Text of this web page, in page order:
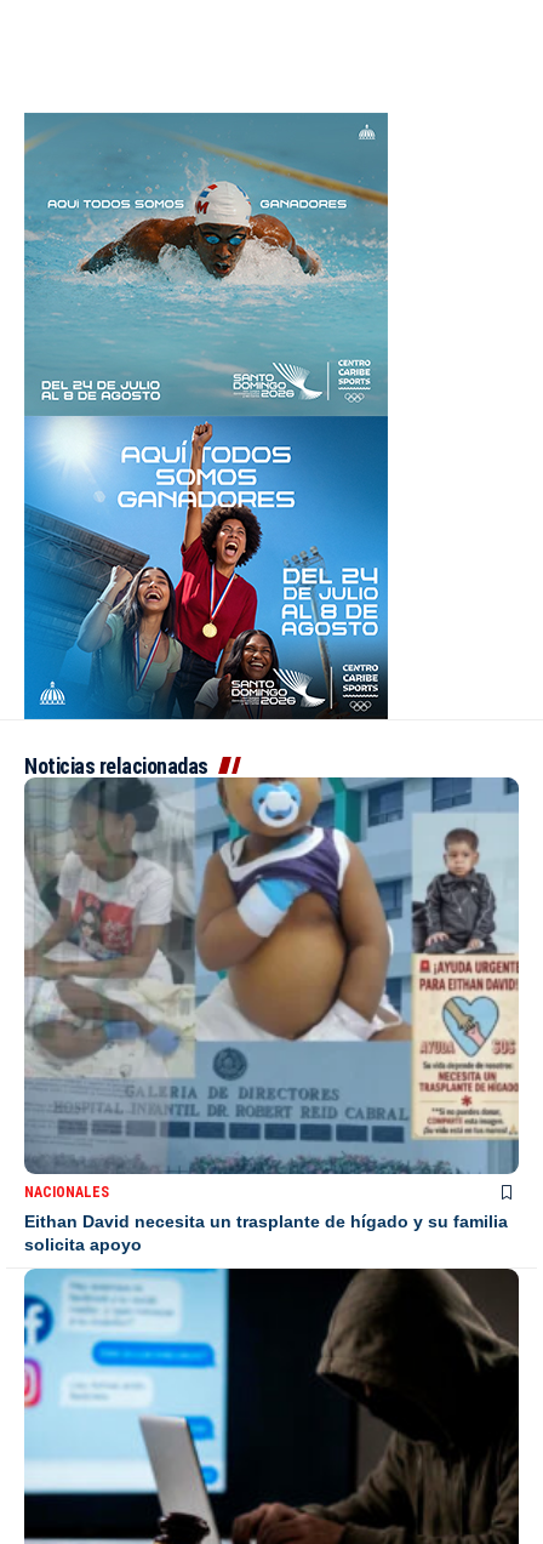
Noticias relacionadas
NACIONALES
Eithan David necesita un trasplante de hígado y su familia
solicita apoyo